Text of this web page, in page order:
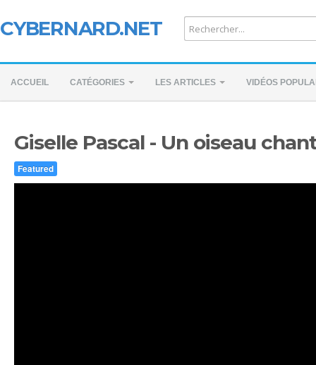
CYBERNARD.NET
ACCUEIL CATÉGORIES LES ARTICLES VIDÉOS
Giselle Pascal - Un oiseau
Featured